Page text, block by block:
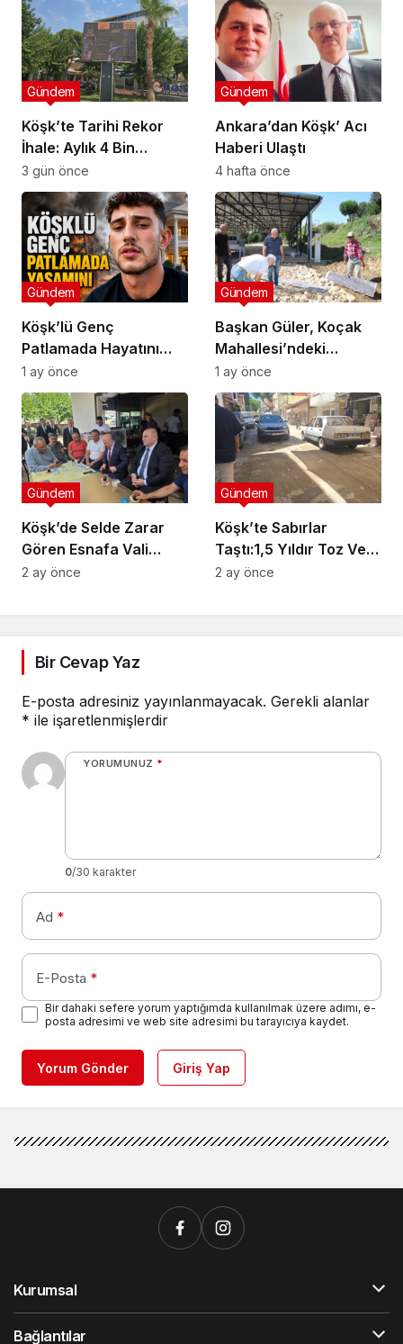
Köşk’te Tarihi Rekor
İhale: Aylık 4 Bin
Liradan Başladı, 251
Bin Lirada Bitti
Gündem
3 gün önce
Ankara’dan Köşk’ Acı
Haberi Ulaştı
Gündem
4 hafta önce
Köşk’lü Genç
Patlamada Hayatını
Kaybetti
Gündem
1 ay önce
Başkan Güler, Koçak
Mahallesi’ndeki
Çalışmaları İnceledi
Gündem
1 ay önce
Köşk’de Selde Zarar
Gören Esnafa Vali
Güvencesi
Gündem
2 ay önce
Köşk’te Sabırlar
Taştı:1,5 Yıldır Toz Ve
Çamurlar Yaşıyoruz
Gündem
2 ay önce
Bir Cevap Yaz
E-posta adresiniz yayınlanmayacak. Gerekli alanlar
* ile işaretlenmişlerdir
YORUMUNUZ *
0/30 karakter
Ad *
E-Posta *
Bir dahaki sefere yorum yaptığımda kullanılmak üzere adımı, e-
posta adresimi ve web site adresimi bu tarayıcıya kaydet.
Yorum Gönder Giriş Yap
Kurumsal
Bağlantılar